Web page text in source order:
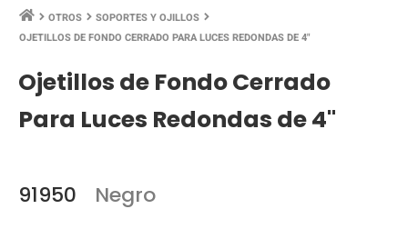
keyboard_arrow_right OTROS keyboard_arrow_right SOPORTES Y OJILLOS keyboard_arrow_right
OJETILLOS DE FONDO CERRADO PARA LUCES REDONDAS DE 4"
Ojetillos de Fondo Cerrado
Para Luces Redondas de 4"
91950 Negro